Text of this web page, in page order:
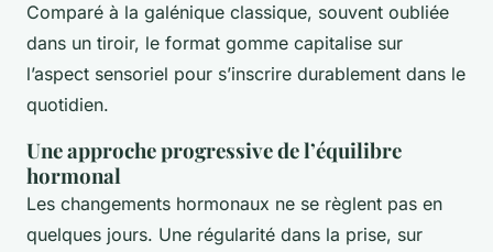
Comparé à la galénique classique, souvent oubliée
dans un tiroir, le format gomme capitalise sur
l’aspect sensoriel pour s’inscrire durablement dans le
quotidien.
Une approche progressive de l’équilibre
hormonal
Les changements hormonaux ne se règlent pas en
quelques jours. Une régularité dans la prise, sur